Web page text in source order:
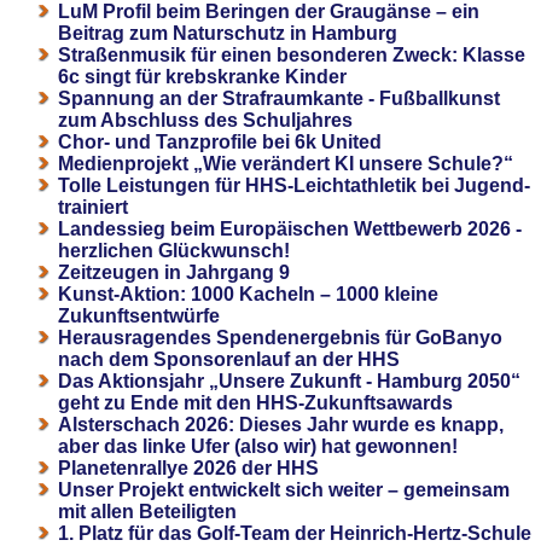
LuM Profil beim Beringen der Graugänse – ein
Beitrag zum Naturschutz in Hamburg
Straßenmusik für einen besonderen Zweck: Klasse
6c singt für krebskranke Kinder
Spannung an der Strafraumkante - Fußballkunst
zum Abschluss des Schuljahres
Chor- und Tanzprofile bei 6k United
Medienprojekt „Wie verändert KI unsere Schule?“
Tolle Leistungen für HHS-Leichtathletik bei Jugend-
trainiert
Landessieg beim Europäischen Wettbewerb 2026 -
herzlichen Glückwunsch!
Zeitzeugen in Jahrgang 9
Kunst-Aktion: 1000 Kacheln – 1000 kleine
Zukunftsentwürfe
Herausragendes Spendenergebnis für GoBanyo
nach dem Sponsorenlauf an der HHS
Das Aktionsjahr „Unsere Zukunft - Hamburg 2050“
geht zu Ende mit den HHS-Zukunftsawards
Alsterschach 2026: Dieses Jahr wurde es knapp,
aber das linke Ufer (also wir) hat gewonnen!
Planetenrallye 2026 der HHS
Unser Projekt entwickelt sich weiter – gemeinsam
mit allen Beteiligten
1. Platz für das Golf-Team der Heinrich-Hertz-Schule